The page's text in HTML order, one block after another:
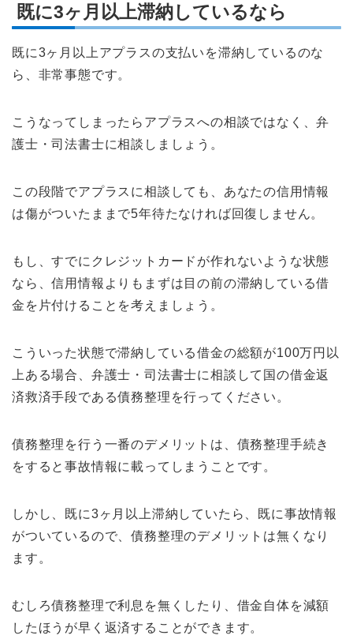
既に3ヶ月以上滞納しているなら
既に3ヶ月以上アプラスの支払いを滞納しているのな
ら、非常事態です。
こうなってしまったらアプラスへの相談ではなく、弁
護士・司法書士に相談しましょう。
この段階でアプラスに相談しても、あなたの信用情報
は傷がついたままで5年待たなければ回復しません。
もし、すでにクレジットカードが作れないような状態
なら、信用情報よりもまずは目の前の滞納している借
金を片付けることを考えましょう。
こういった状態で滞納している借金の総額が100万円以
上ある場合、弁護士・司法書士に相談して国の借金返
済救済手段である債務整理を行ってください。
債務整理を行う一番のデメリットは、債務整理手続き
をすると事故情報に載ってしまうことです。
しかし、既に3ヶ月以上滞納していたら、既に事故情報
がついているので、債務整理のデメリットは無くなり
ます。
むしろ債務整理で利息を無くしたり、借金自体を減額
したほうが早く返済することができます。